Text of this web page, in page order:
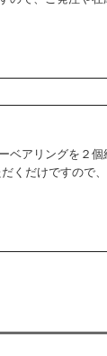
ベアリングを２個
くだけですので